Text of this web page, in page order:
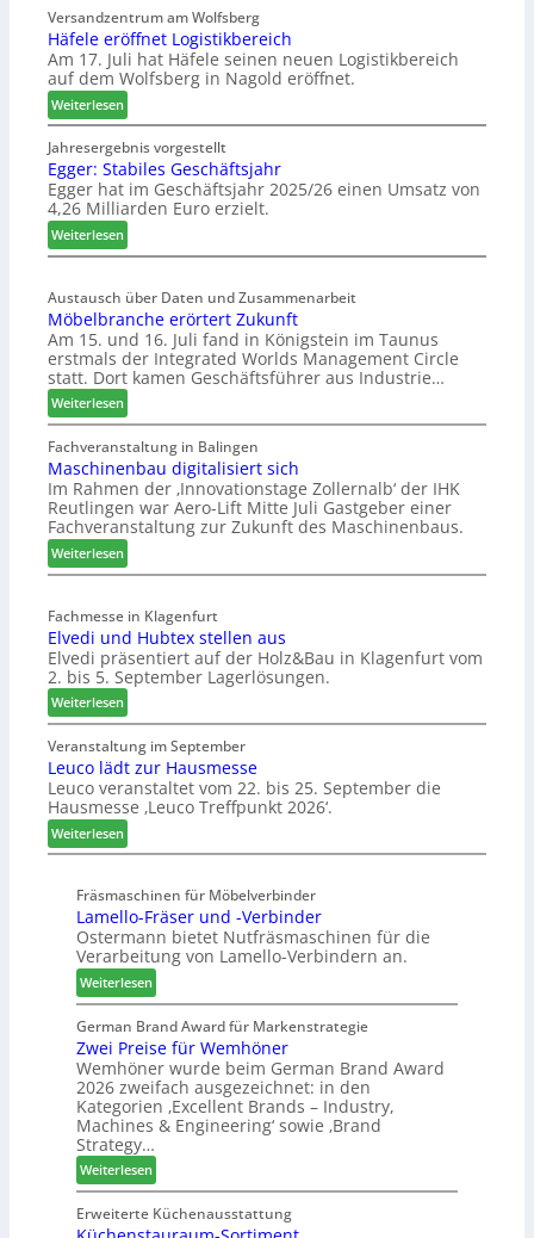
Versandzentrum am Wolfsberg
Häfele eröffnet Logistikbereich
Am 17. Juli hat Häfele seinen neuen Logistikbereich
auf dem Wolfsberg in Nagold eröffnet.
Weiterlesen:
H
ä
f
e
l
e
ö
f
f
n
e
t
L
o
g
i
s
t
i
k
e
r
e
i
c
h
Jahresergebnis vorgestellt
Egger: Stabiles Geschäftsjahr
Egger hat im Geschäftsjahr 2025/26 einen Umsatz von
4,26 Milliarden Euro erzielt.
Weiterlesen:
E
g
e
r
:
S
t
a
b
i
l
e
s
G
e
c
h
ä
f
t
s
j
a
h
r
Austausch über Daten und Zusammenarbeit
Möbelbranche erörtert Zukunft
Am 15. und 16. Juli fand in Königstein im Taunus
erstmals der Integrated Worlds Management Circle
statt. Dort kamen Geschäftsführer aus Industrie…
Weiterlesen:
M
ö
b
e
l
b
r
a
c
h
e
e
r
ö
r
t
e
r
t
Z
k
u
n
f
t
Fachveranstaltung in Balingen
Maschinenbau digitalisiert sich
Im Rahmen der ‚Innovationstage Zollernalb‘ der IHK
Reutlingen war Aero-Lift Mitte Juli Gastgeber einer
Fachveranstaltung zur Zukunft des Maschinenbaus.
Weiterlesen:
M
s
c
h
i
n
e
n
b
a
u
i
i
a
l
i
s
i
e
r
t
s
i
c
h
Fachmesse in Klagenfurt
Elvedi und Hubtex stellen aus
Elvedi präsentiert auf der Holz&Bau in Klagenfurt vom
2. bis 5. September Lagerlösungen.
Weiterlesen:
E
l
v
e
d
u
d
H
u
b
t
e
x
s
t
e
l
l
e
n
a
u
Veranstaltung im September
Leuco lädt zur Hausmesse
Leuco veranstaltet vom 22. bis 25. September die
Hausmesse ‚Leuco Treffpunkt 2026‘.
Weiterlesen:
L
u
o
l
ä
d
t
z
u
r
H
a
u
s
m
e
Fräsmaschinen für Möbelverbinder
Lamello-Fräser und -Verbinder
Ostermann bietet Nutfräsmaschinen für die
Verarbeitung von Lamello-Verbindern an.
Weiterlesen:
L
a
m
e
l
l
o
-
F
r
ä
German Brand Award für Markenstrategie
Zwei Preise für Wemhöner
Wemhöner wurde beim German Brand Award
2026 zweifach ausgezeichnet: in den
Kategorien ‚Excellent Brands – Industry,
Machines & Engineering‘ sowie ‚Brand
Strategy…
Weiterlesen:
Z
w
e
Erweiterte Küchenausstattung